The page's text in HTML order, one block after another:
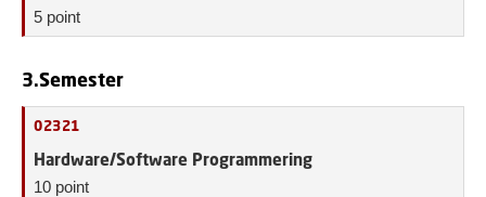
5 point
3.Semester
02321
Hardware/Software Programmering
10 point